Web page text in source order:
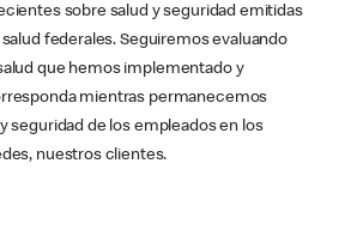
sobre salud y seguridad emitidas
federales. Seguiremos evaluando
que hemos implementado y
mientras permanecemos
seguridad de los empleados en los
nuestros clientes.